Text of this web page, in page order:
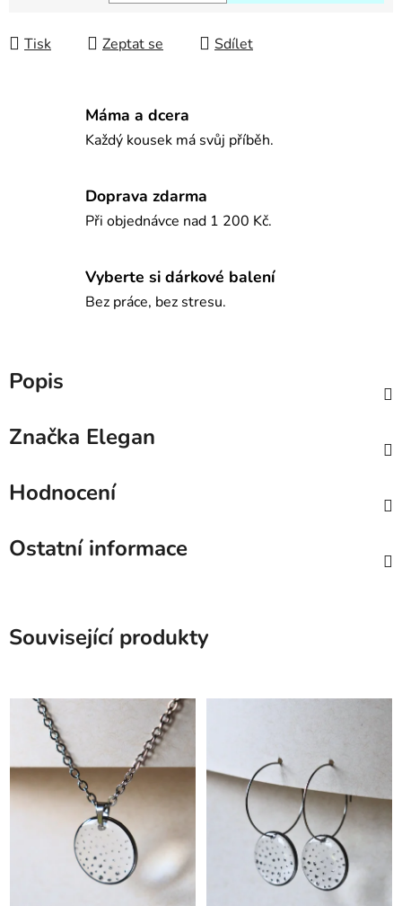
Tisk Zeptat se Sdílet
Máma a dcera
Každý kousek má svůj příběh.
Doprava zdarma
Při objednávce nad 1 200 Kč.
Vyberte si dárkové balení
Bez práce, bez stresu.
Popis
Značka Elegan
Hodnocení
Ostatní informace
Související produkty